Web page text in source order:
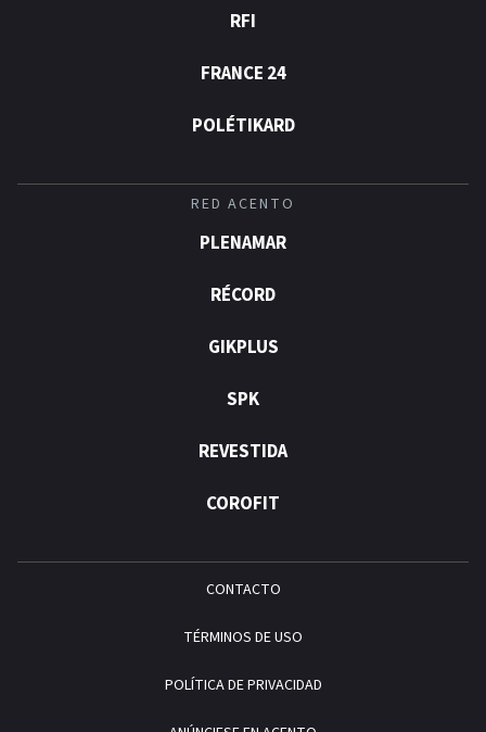
RFI
FRANCE 24
POLÉTIKARD
RED ACENTO
PLENAMAR
RÉCORD
GIKPLUS
SPK
REVESTIDA
COROFIT
CONTACTO
TÉRMINOS DE USO
POLÍTICA DE PRIVACIDAD